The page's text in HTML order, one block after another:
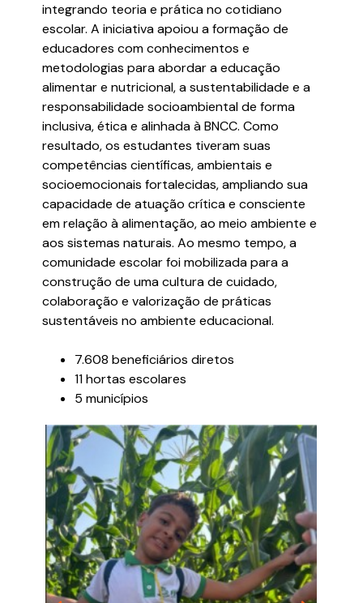
integrando teoria e prática no cotidiano
escolar. A iniciativa apoiou a formação de
educadores com conhecimentos e
metodologias para abordar a educação
alimentar e nutricional, a sustentabilidade e a
responsabilidade socioambiental de forma
inclusiva, ética e alinhada à BNCC. Como
resultado, os estudantes tiveram suas
competências científicas, ambientais e
socioemocionais fortalecidas, ampliando sua
capacidade de atuação crítica e consciente
em relação à alimentação, ao meio ambiente e
aos sistemas naturais. Ao mesmo tempo, a
comunidade escolar foi mobilizada para a
construção de uma cultura de cuidado,
colaboração e valorização de práticas
sustentáveis no ambiente educacional.
7.608 beneficiários diretos
11 hortas escolares
5 municípios